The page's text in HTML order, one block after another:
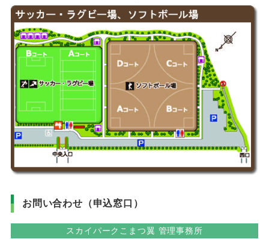
お問い合わせ（申込窓口）
スカイパークこまつ翼 管理事務所